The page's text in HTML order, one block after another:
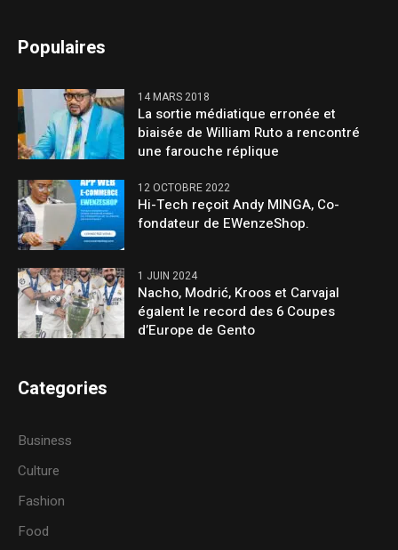
Populaires
14 MARS 2018
La sortie médiatique erronée et
biaisée de William Ruto a rencontré
une farouche réplique
12 OCTOBRE 2022
Hi-Tech reçoit Andy MINGA, Co-
fondateur de EWenzeShop.
1 JUIN 2024
Nacho, Modrić, Kroos et Carvajal
égalent le record des 6 Coupes
d’Europe de Gento
Categories
Business
Culture
Fashion
Food